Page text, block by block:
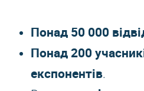
Понад 50 000
Понад 200
експонентів.